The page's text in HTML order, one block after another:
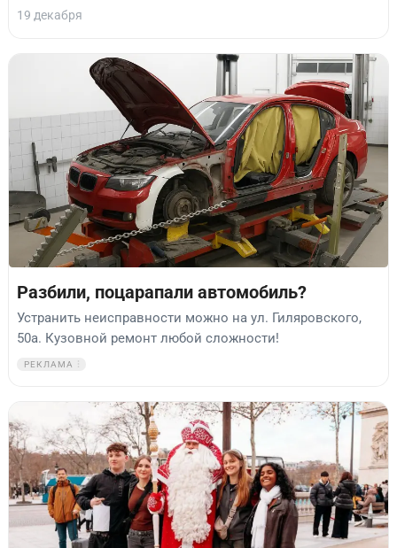
19 декабря
Разбили, поцарапали автомобиль?
Устранить неисправности можно на ул. Гиляровского,
50а. Кузовной ремонт любой сложности!
РЕКЛАМА